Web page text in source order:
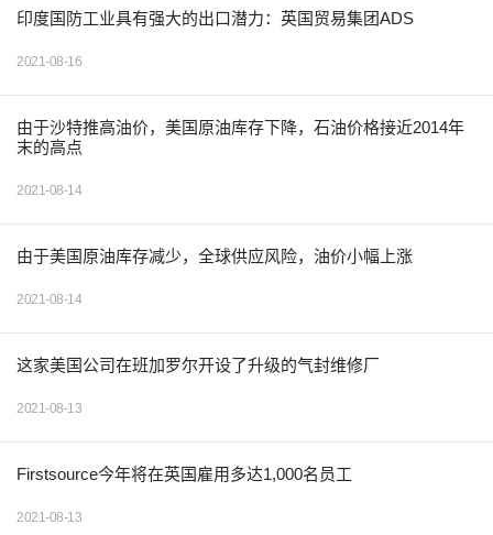
印度国防工业具有强大的出口潜力：英国贸易集团ADS
2021-08-16
由于沙特推高油价，美国原油库存下降，石油价格接近2014年
末的高点
2021-08-14
由于美国原油库存减少，全球供应风险，油价小幅上涨
2021-08-14
这家美国公司在班加罗尔开设了升级的气封维修厂
2021-08-13
Firstsource今年将在英国雇用多达1,000名员工
2021-08-13